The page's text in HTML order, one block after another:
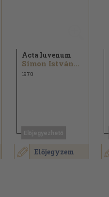
Előjegyzem
Acta Iuvenum
Simon István...
1970